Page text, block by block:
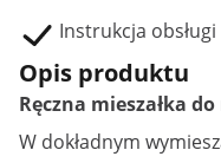
Instrukcja obsługi
Opis produktu
Ręczna mieszałka
W dokładnym